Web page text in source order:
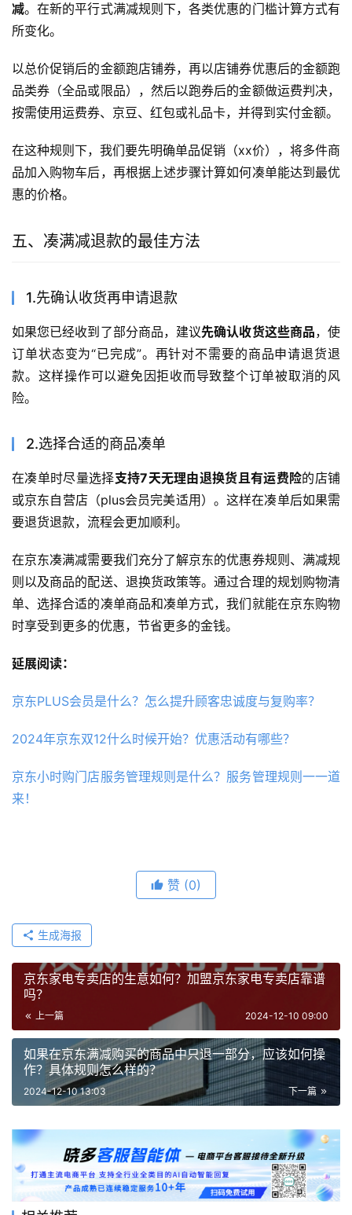
减。在新的平行式满减规则下，各类优惠的门槛计算方式有
所变化。
以总价促销后的金额跑店铺券，再以店铺券优惠后的金额跑
品类券（全品或限品），然后以跑券后的金额做运费判决，
按需使用运费券、京豆、红包或礼品卡，并得到实付金额。
在这种规则下，我们要先明确单品促销（xx价），将多件商
品加入购物车后，再根据上述步骤计算如何凑单能达到最优
惠的价格。
五、凑满减退款的最佳方法
1.先确认收货再申请退款
如果您已经收到了部分商品，建议先确认收货这些商品，使
订单状态变为“已完成”。再针对不需要的商品申请退货退
款。这样操作可以避免因拒收而导致整个订单被取消的风
险。
2.选择合适的商品凑单
在凑单时尽量选择支持7天无理由退换货且有运费险的店铺
或京东自营店（plus会员完美适用）。这样在凑单后如果需
要退货退款，流程会更加顺利。
在京东凑满减需要我们充分了解京东的优惠券规则、满减规
则以及商品的配送、退换货政策等。通过合理的规划购物清
单、选择合适的凑单商品和凑单方式，我们就能在京东购物
时享受到更多的优惠，节省更多的金钱。
延展阅读：
京东PLUS会员是什么？怎么提升顾客忠诚度与复购率？
2024年京东双12什么时候开始？优惠活动有哪些？
京东小时购门店服务管理规则是什么？服务管理规则一一道
来！
赞 (0)
生成海报
京东家电专卖店的生意如何？加盟京东家电专卖店靠谱
吗？
上一篇 2024-12-10 09:00
如果在京东满减购买的商品中只退一部分，应该如何操
作？具体规则怎么样的？
下一篇
2024-12-10 13:03